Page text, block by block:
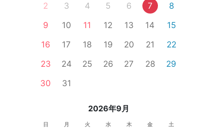
2
3 4 5 6 7
8
9
10 11 12 13 14
15
16
17 18 19 20 21
22
23
24 25 26 27 28
29
30
31
2026年9月
日 月 火 水 木 金 土